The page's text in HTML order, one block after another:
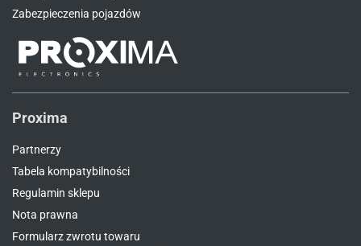
Zabezpieczenia pojazdów
Proxima
Partnerzy
Tabela kompatybilności
Regulamin sklepu
Nota prawna
Formularz zwrotu towaru